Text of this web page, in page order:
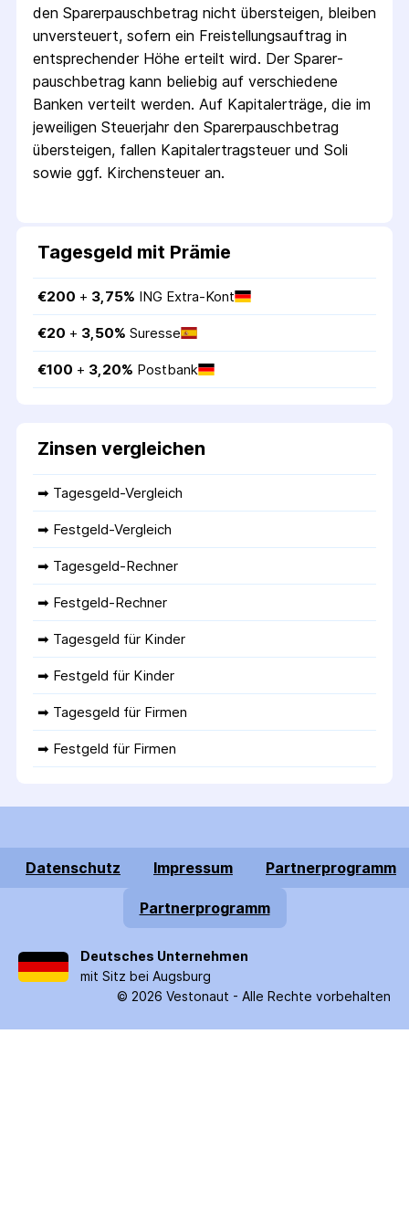
den Sparer­pausch­betrag nicht übersteigen, bleiben
unversteuert, sofern ein Freistellungs­auftrag in
entsprechender Höhe erteilt wird. Der Sparer­
pausch­betrag kann beliebig auf verschiedene
Banken verteilt werden. Auf Kapitalerträge, die im
jeweiligen Steuerjahr den Sparer­pausch­betrag
übersteigen, fallen Kapital­ertrag­steuer und Soli
sowie ggf. Kirchensteuer an.
Tagesgeld mit Prämie
€200 + 3,75% ING Extra-Kont
€20 + 3,50% Suresse
€100 + 3,20% Postbank
Zinsen vergleichen
➡ Tagesgeld-Vergleich
➡ Festgeld-Vergleich
➡ Tagesgeld-Rechner
➡ Festgeld-Rechner
➡ Tagesgeld für Kinder
➡ Festgeld für Kinder
➡ Tagesgeld für Firmen
➡ Festgeld für Firmen
Datenschutz Impressum Partnerprogramm
Partnerprogramm
Deutsches Unternehmen
mit Sitz bei Augsburg
© 2026 Vestonaut - Alle Rechte vorbehalten